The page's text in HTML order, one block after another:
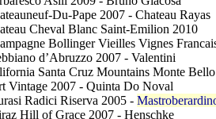
Du-Pape 2007 - Chateau Rayas
Cheval Blanc Saint-Emilion 2010
Bollinger Vieilles Vignes
d’Abruzzo 2007 - Valentini
Santa Cruz Mountains Monte
Vintage 2007 - Quinta Do Noval
Radici Riserva 2005 -
Hill of Grace 2007 - Henschke